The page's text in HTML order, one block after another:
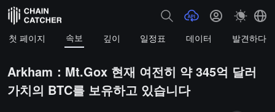
첫 페이지 속보 깊이 일정표 데이터 발견하다
Arkham：Mt.Gox 현재 여전히 약 345억 달러
가치의 BTC를 보유하고 있습니다